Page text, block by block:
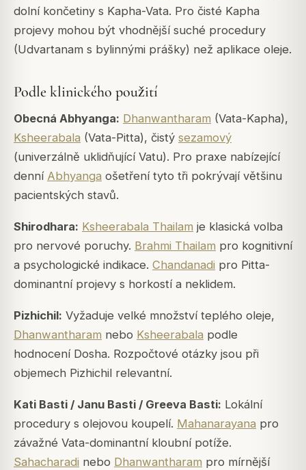
dolní končetiny s Kapha-Vata. Pro čisté Kapha
projevy mohou být vhodnější suché procedury
(Udvartanam s bylinnými prášky) než aplikace oleje.
Podle klinického použití
Obecná Abhyanga: Dhanwantharam (Vata-Kapha),
Ksheerabala (Vata-Pitta), čistý sezamový
(univerzálně uklidňující Vatu). Pro praxe nabízející
denní Abhyanga ošetření tyto tři pokrývají většinu
pacientských stavů.
Shirodhara: Ksheerabala Thailam je klasická volba
pro nervové poruchy. Brahmi Thailam pro kognitivní
a psychologické indikace. Chandanadi pro Pitta-
dominantní projevy s horkostí a neklidem.
Pizhichil: Vyžaduje velké množství teplého oleje,
Dhanwantharam nebo Ksheerabala podle
hodnocení Dosha. Rozpočtové otázky jsou při
objemech Pizhichil relevantní.
Kati Basti / Janu Basti / Greeva Basti: Lokální
procedury s olejovou koupelí. Mahanarayana pro
závažné Vata-dominantní kloubní potíže.
Sahacharadi nebo Dhanwantharam pro mírnější